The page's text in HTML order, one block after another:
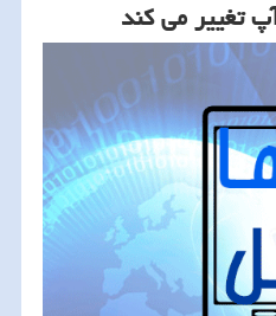
تغییر می كند